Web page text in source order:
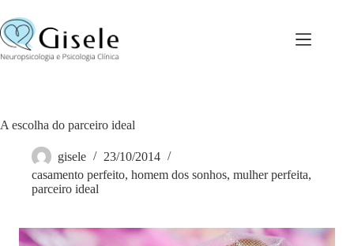
para
o
conteúdo
A escolha do parceiro ideal
gisele
23/10/2014
casamento perfeito, homem dos sonhos, mulher perfeita,
parceiro ideal